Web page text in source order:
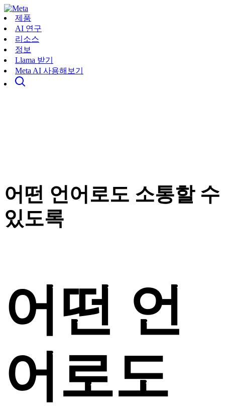
제품
AI 연구
리소스
정보
Llama 받기
Meta AI 사용해보기
어떤 언어로도 소통할 수
있도록
어떤 언
어로도